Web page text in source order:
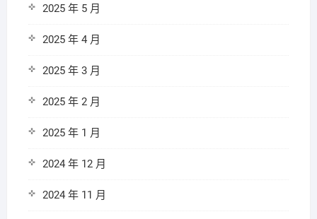
2025 年 5 月
2025 年 4 月
2025 年 3 月
2025 年 2 月
2025 年 1 月
2024 年 12 月
2024 年 11 月